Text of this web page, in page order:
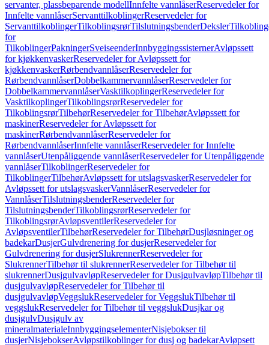
servanter, plassbeparende modellInnfelte vannlåserReservedeler for
Innfelte vannlåserServanttilkoblingerReservedeler for
ServanttilkoblingerTilkoblingsrørTilslutningsbenderDeksler
for
TilkoblingerPakningerSveiseenderInnbyggingssisternerAvløpssett
for kjøkkenvaskerReservedeler for Avløpssett for
kjøkkenvaskerRørbendvannlåserReservedeler for
RørbendvannlåserDobbelkammervannlåserReservedeler for
DobbelkammervannlåserVasktilkoplingerReservedeler for
VasktilkoplingerTilkoblingsrørReservedeler for
TilkoblingsrørTilbehørReservedeler for TilbehørAvløpssett for
maskinerReservedeler for Avløpssett for
maskinerRørbendvannlåserReservedeler for
RørbendvannlåserInnfelte vannlåserReservedeler for Innfelte
vannlåserUtenpåliggende vannlåserReservedeler for Utenpåliggende
vannlåserTilkoblingerReservedeler for
TilkoblingerTilbehørAvløpssett for utslagsvaskerReservedeler for
Avløpssett for utslagsvaskerVannlåserReservedeler for
VannlåserTilslutningsbenderReservedeler for
TilslutningsbenderTilkoblingsrørReservedeler for
TilkoblingsrørAvløpsventilerReservedeler for
AvløpsventilerTilbehørReservedeler for TilbehørDusjløsninger og
badekarDusjerGulvdrenering for dusjerReservedeler for
Gulvdrenering for dusjerSlukrennerReservedeler for
SlukrennerTilbehør til slukrennerReservedeler for Tilbehør til
slukrennerDusjgulvavløpReservedeler for DusjgulvavløpTilbehør til
dusjgulvavløpReservedeler for Tilbehør til
dusjgulvavløpVeggslukReservedeler for VeggslukTilbehør til
veggslukReservedeler for Tilbehør til veggslukDusjkar og
dusjgulvDusjgulv av
mineralmaterialeInnbyggingselementerNisjebokser til
dusjerNisjebokserAvløpstilkoblinger for dusj og badekarAvløpsett